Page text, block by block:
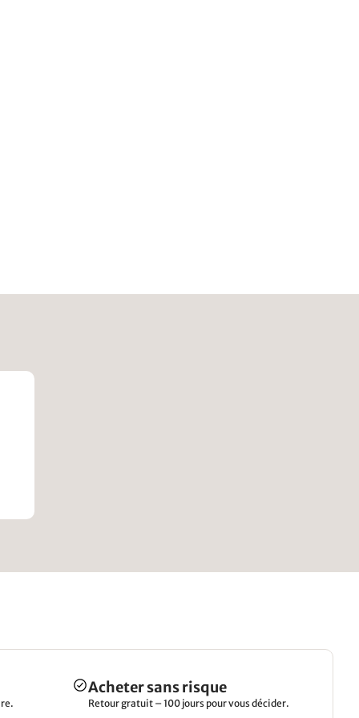
Acheter sans risque
Retour gratuit – 100 jours pour vous décider.